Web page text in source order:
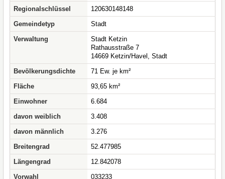
Regionalschlüssel
120630148148
Gemeindetyp
Stadt
Verwaltung
Stadt Ketzin
Rathausstraße 7
14669 Ketzin/Havel, Stadt
Bevölkerungsdichte
71 Ew. je km²
Fläche
93,65 km²
Einwohner
6.684
davon weiblich
3.408
davon männlich
3.276
Breitengrad
52.477985
Längengrad
12.842078
Vorwahl
033233